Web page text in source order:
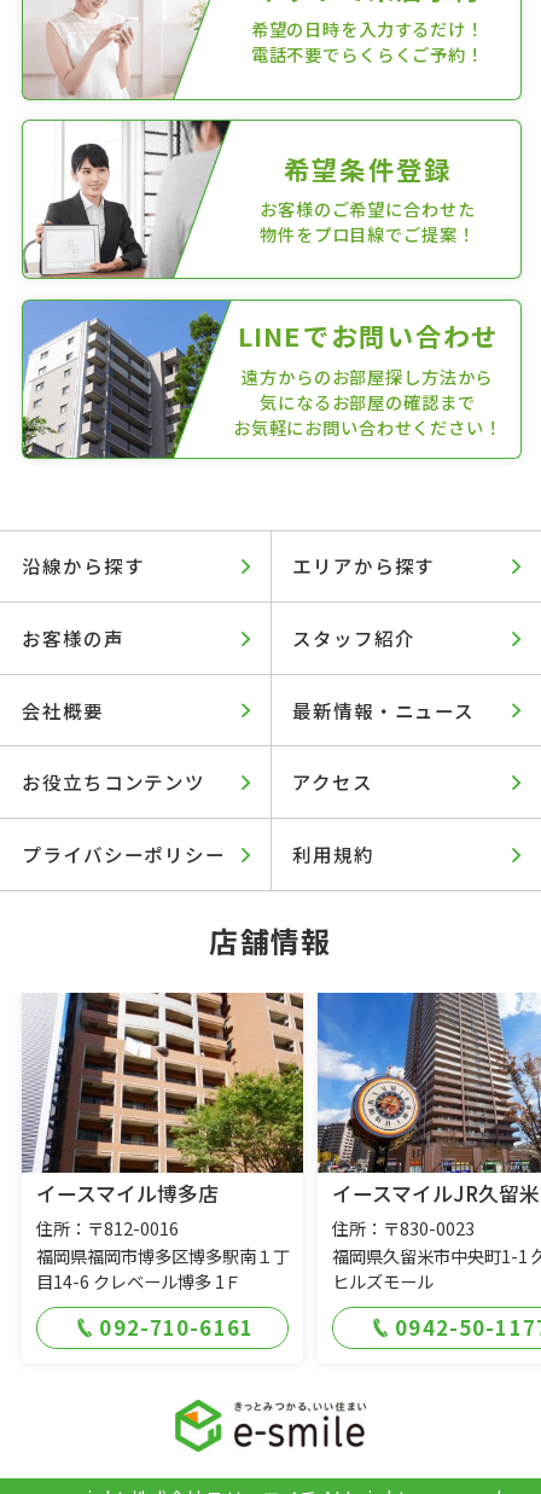
希望の日時を入力するだけ！
電話不要でらくらくご予約！
希望条件登録
お客様のご希望に合わせた
物件をプロ目線でご提案！
LINEでお問い合わせ
遠方からのお部屋探し方法から
気になるお部屋の確認まで
お気軽にお問い合わせください！
沿線から探す エリアから探す
お客様の声 スタッフ紹介
会社概要 最新情報・ニュース
お役立ちコンテンツ アクセス
プライバシーポリシー 利用規約
店舗情報
イースマイル博多店
住所：〒812-0016
福岡県福岡市博多区博多駅南１丁
目14-6 クレベール博多 1Ｆ
092-710-6161
イースマイルJR久留
住所：〒830-0023
福岡県久留米市中央町1-1
ヒルズモール
0942-50-